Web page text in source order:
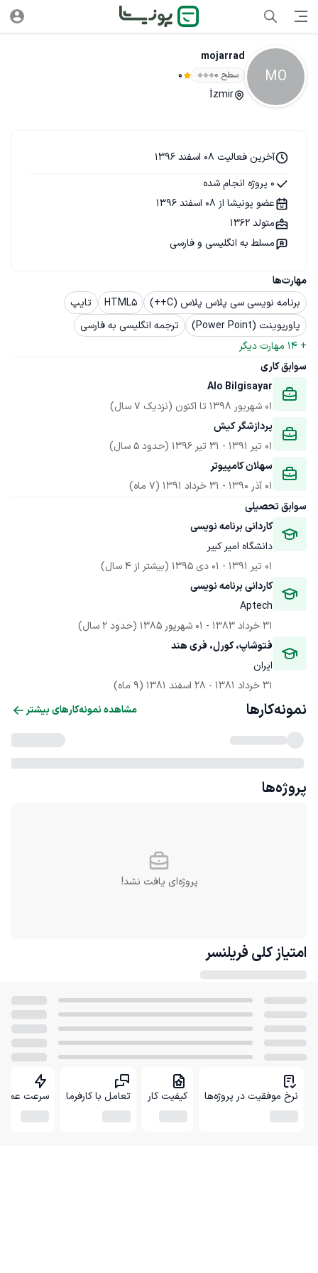
MO
mojarrad
سطح ۰ 0
İzmir
مهارت‌ها
برنامه نویسی سی پلاس پلاس (C++)
HTML5
تایپ
پاورپوینت (Power Point)
ترجمه انگلیسی به فارسی
+
14 مهارت دیگر
سوابق کاری
Alo Bilgisayar
01 شهریور 1398
تا اکنون (نزدیک 7 سال)
پردازشگر کیش
01 تیر 1391
- 31 تیر 1396
(حدود 5 سال)
سهلان کامپیوتر
01 آذر 1390
- 31 خرداد 1391
(7 ماه)
سوابق تحصیلی
کاردانی برنامه نویسی
دانشگاه امیر کبیر
01 تیر 1391
- 01 دی 1395
(بیشتر از 4 سال)
کاردانی برنامه نویسی
Aptech
31 خرداد 1383
- 01 شهریور 1385
(حدود 2 سال)
فتوشاپ، کورل، فری هند
ایران
31 خرداد 1381
- 28 اسفند 1381 (9 ماه)
آخرین فعالیت 08 اسفند 1396
0 پروژه انجام شده
عضو پونیشا از 08 اسفند 1396
متولد 1362
مسلط به انگلیسی و فارسی
نمونه‌کارها مشاهده نمونه‌کارهای بیشتر
پروژه‌ها
پروژه‌ای یافت نشد!
امتیاز کلی فریلنسر
نرخ موفقیت در پروژه‌ها کیفیت کار تعامل با کارفرما سرعت عمل